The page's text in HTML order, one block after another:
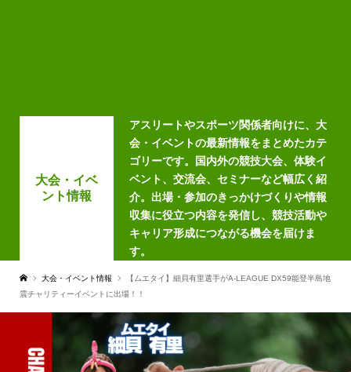
大会・イベ
ント情報
アスリートやスポーツ関係者向けに、大
会・イベントの最新情報をまとめたカテ
ゴリーです。国内外の競技大会、体験イ
ベント、交流会、セミナーなど幅広く紹
介。出場・参加のきっかけづくりや情報
収集に役立つ内容を発信し、競技活動や
キャリア形成につながる機会を届けま
す。
大会・イベント情報
【ムエタイ】細貝有里選手がA-LEAGUE DX59能登半島地
震チャリティーイベントに出場！！